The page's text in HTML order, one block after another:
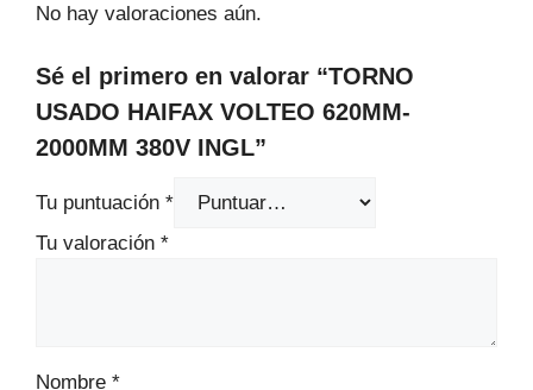
No hay valoraciones aún.
Sé el primero en valorar “TORNO
USADO HAIFAX VOLTEO 620MM-
2000MM 380V INGL”
Tu puntuación *
Tu valoración *
Nombre *